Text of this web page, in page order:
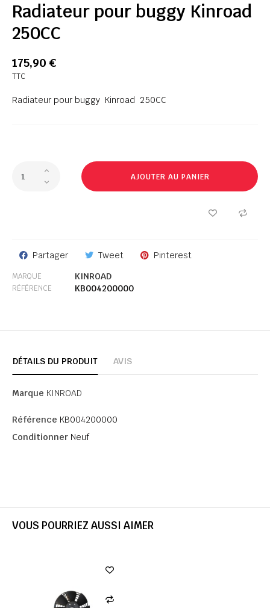
Radiateur pour buggy Kinroad
250CC
175,90 €
TTC
Radiateur pour buggy Kinroad 250CC
AJOUTER AU PANIER
Partager Tweet Pinterest
MARQUE KINROAD
RÉFÉRENCE KB004200000
DÉTAILS DU PRODUIT AVIS
Marque KINROAD
Référence KB004200000
Conditionner Neuf
VOUS POURRIEZ AUSSI AIMER